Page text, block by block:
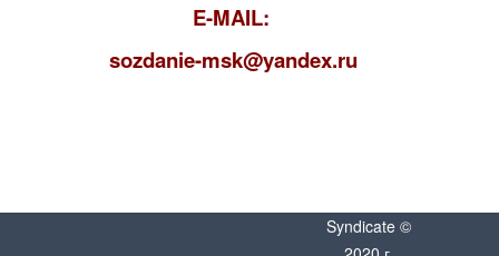
E-MAIL:
sozdanie-msk@yandex.ru
Syndicate ©